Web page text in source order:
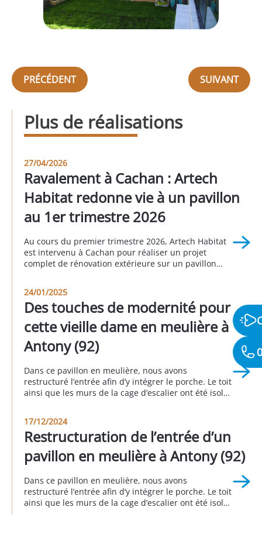
PRÉCÉDENT SUIVANT
Plus de réalisations
27/04/2026
Ravalement à Cachan : Artech
Habitat redonne vie à un pavillon
au 1er trimestre 2026
Au cours du premier trimestre 2026, Artech Habitat
est intervenu à Cachan pour réaliser un projet
complet de rénovation extérieure sur un pavillon
valoriser un bien immobilier, améliorer sa durabilité
et moderniser son apparence. Grâce à une
intervention globale comprenant le traitement de la
[…]
24/01/2025
Des touches de modernité pour
cette vieille dame en meulière à
Antony (92)
Dans ce pavillon en meulière, nous avons
restructuré l’entrée afin d’y intégrer le porche. Le toit
ainsi que les murs de la cage d’escalier ont été isolés
remplacé la porte de garage et la porte d’entrée. A
Antony 3eme trimestre 2024.
17/12/2024
Restructuration de l’entrée d’un
pavillon en meulière à Antony (92)
Dans ce pavillon en meulière, nous avons
restructuré l’entrée afin d’y intégrer le porche. Le toit
ainsi que les murs de la cage d’escalier ont été isolés